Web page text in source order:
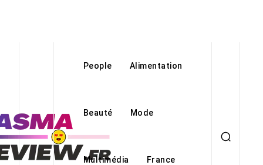
People Alimentation
Beauté Mode
Multimédia France